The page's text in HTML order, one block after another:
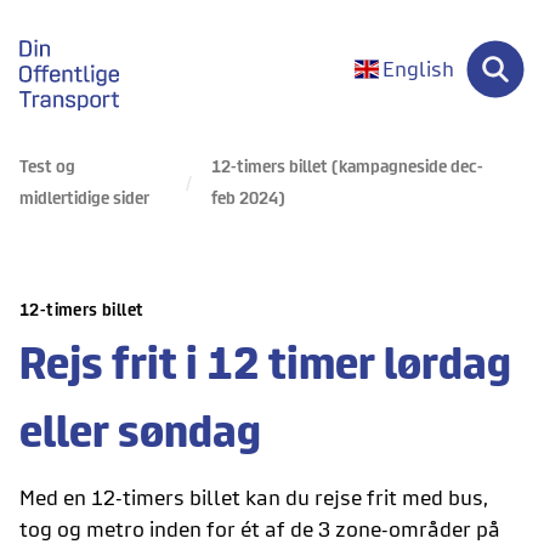
gå til forsiden
English
Test og
midlertidige sider
12-timers billet (kampagneside dec-
feb 2024)
12-timers billet
Rejs frit i 12 timer lørdag
eller søndag
Med en 12-timers billet kan du rejse frit med bus,
tog og metro inden for ét af de 3 zone-områder på